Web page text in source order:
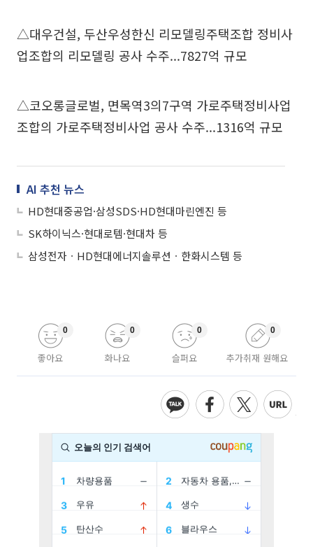
△대우건설, 두산우성한신 리모델링주택조합 정비사
업조합의 리모델링 공사 수주...7827억 규모
△코오롱글로벌, 면목역3의7구역 가로주택정비사업
조합의 가로주택정비사업 공사 수주...1316억 규모
AI 추천 뉴스
HD현대중공업·삼성SDS·HD현대마린엔진 등
SK하이닉스·현대로템·현대차 등
삼성전자ㆍHD현대에너지솔루션ㆍ한화시스템 등
좋아요
0
화나요
0
슬퍼요
0
추가취재 원해요
0